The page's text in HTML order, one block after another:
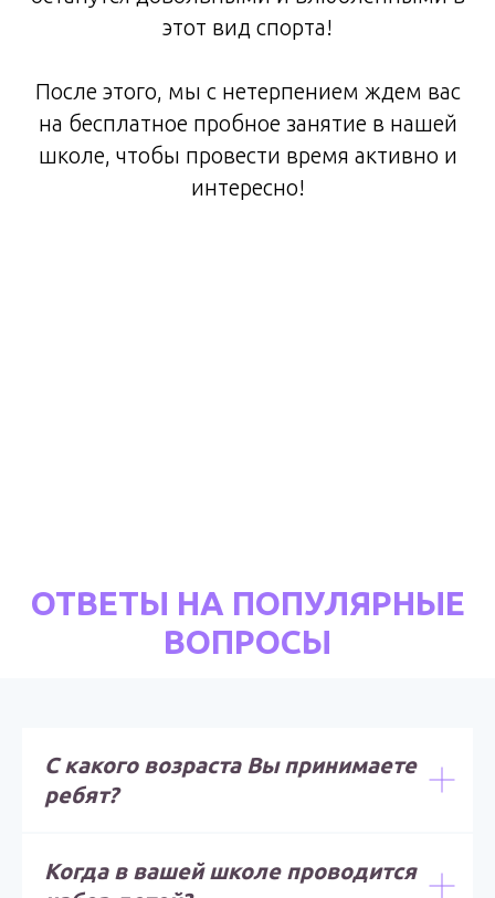
этот вид спорта!
После этого, мы с нетерпением ждем вас
на бесплатное пробное занятие в нашей
школе, чтобы провести время активно и
интересно!
ОТВЕТЫ НА ПОПУЛЯРНЫЕ
ВОПРОСЫ
С какого возраста Вы принимаете
ребят?
Когда в вашей школе проводится